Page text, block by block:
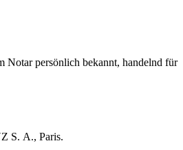
persönlich bekannt, handelnd für
S. A., Paris.